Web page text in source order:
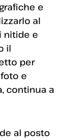
e
al
nitide e
il
per
e
continua a
al posto